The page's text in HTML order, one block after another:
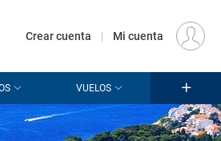
Crear cuenta | Mi cuenta
VUELOS